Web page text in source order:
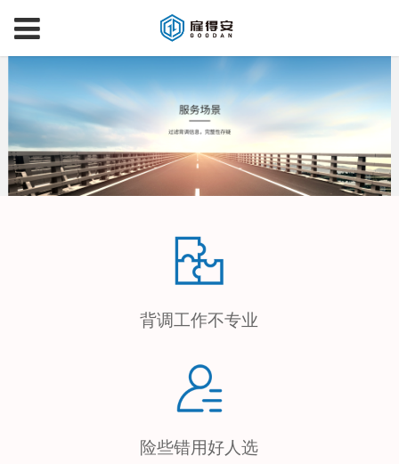
背调工作不专业
险些错用好人选